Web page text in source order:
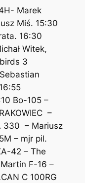
Marek
Miś. 15:30
16:30
Witek,
3
Bo-105 –
–
330 – Mariusz
– mjr pil.
42 – The
F-16 –
C 100RG